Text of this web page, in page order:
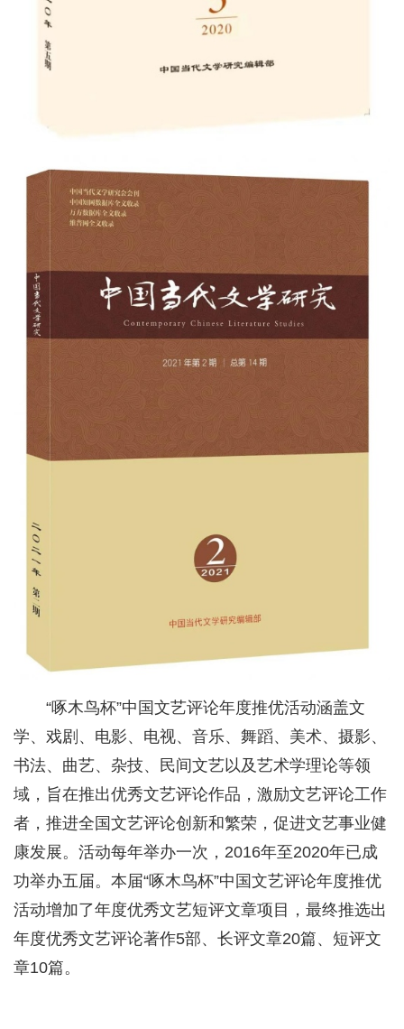
“啄木鸟杯”中国文艺评论年度推优活动涵盖文
学、戏剧、电影、电视、音乐、舞蹈、美术、摄影、
书法、曲艺、杂技、民间文艺以及艺术学理论等领
域，旨在推出优秀文艺评论作品，激励文艺评论工作
者，推进全国文艺评论创新和繁荣，促进文艺事业健
康发展。活动每年举办一次，2016年至2020年已成
功举办五届。本届“啄木鸟杯”中国文艺评论年度推优
活动增加了年度优秀文艺短评文章项目，最终推选出
年度优秀文艺评论著作5部、长评文章20篇、短评文
章10篇。